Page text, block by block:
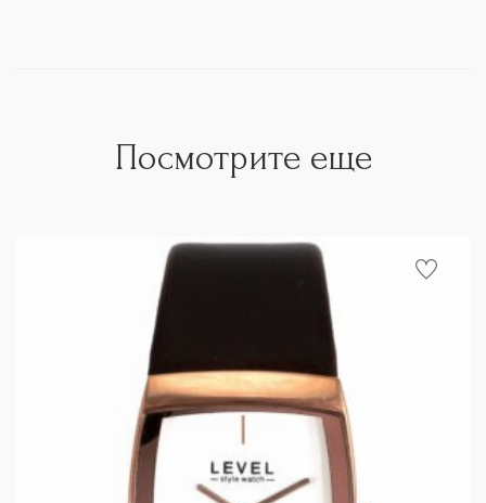
Посмотрите еще